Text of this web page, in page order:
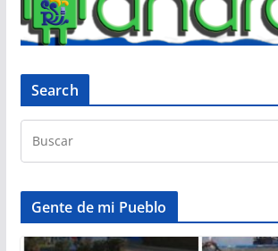
Search
Gente de mi Pueblo